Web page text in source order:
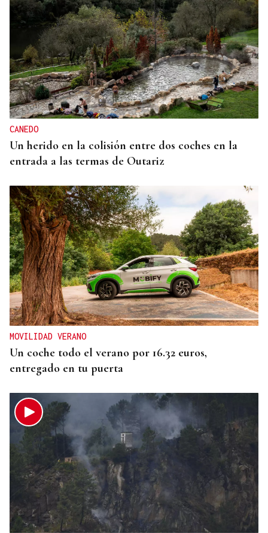
CANEDO
Un herido en la colisión entre dos coches en la
entrada a las termas de Outariz
MOVILIDAD VERANO
Un coche todo el verano por 16.32 euros,
entregado en tu puerta